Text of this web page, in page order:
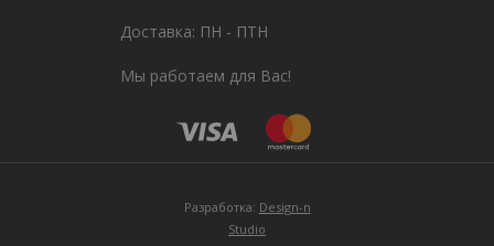
Доставка: ПН - ПТН
Мы работаем для Вас!
Разработка: Design-n
Studio